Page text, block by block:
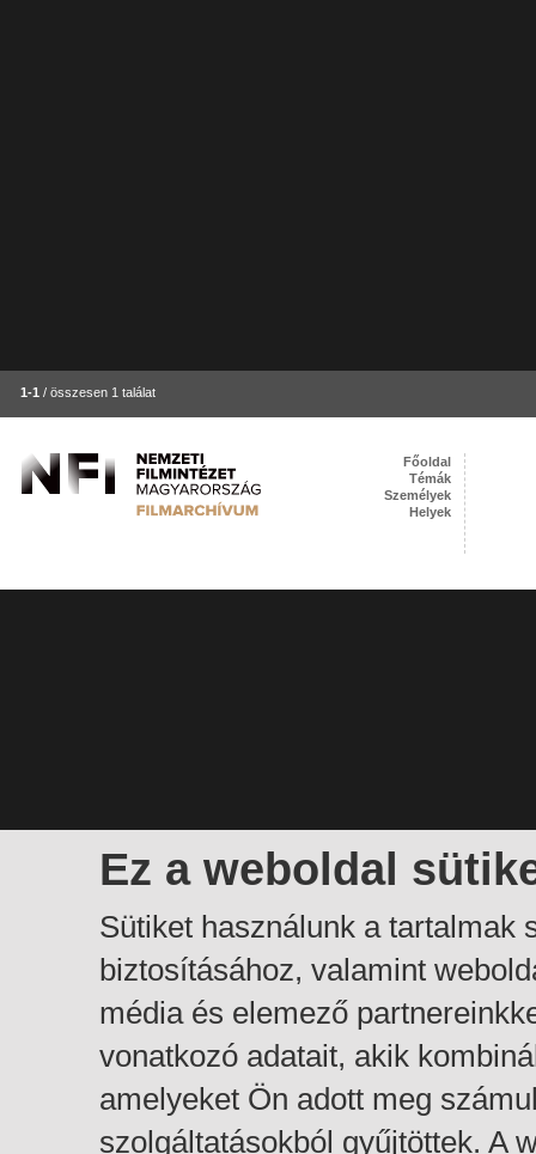
1-1 / összesen 1 találat
Ez a weboldal
Sütiket használunk a tartalmak
biztosításához, valamint
média és elemező
vonatkozó adatait, akik
amelyeket Ön adott meg
szolgáltatásokból gyűjtöttek. A
Főoldal
Témák
Személyek
Helyek